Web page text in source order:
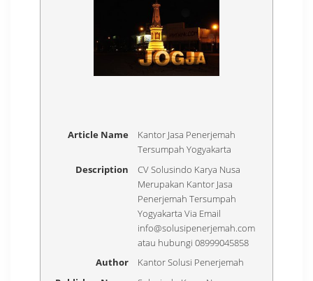
Article Name
Kantor Jasa Penerjemah
Tersumpah Yogyakarta
Description
CV Solusindo Karya Nusa
Merupakan Kantor Jasa
Penerjemah Tersumpah
Yogyakarta Via Email
info@solusipenerjemah.com
atau hubungi 08999045858
Author
Kantor Solusi Penerjemah